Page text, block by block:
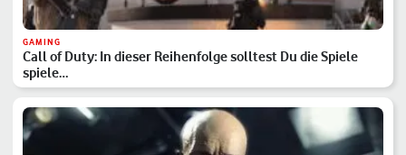
GAMING
Call of Duty: In dieser Reihenfolge solltest Du die Spiele
spiele…